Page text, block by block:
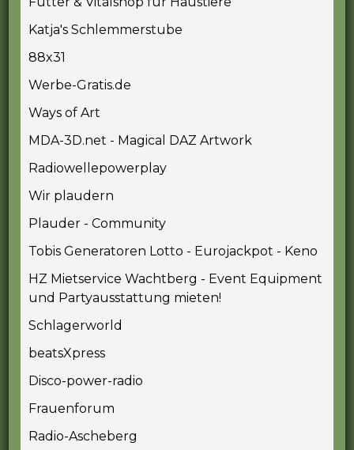
Katja's Schlemmerstube
88x31
Werbe-Gratis.de
Ways of Art
MDA-3D.net - Magical DAZ Artwork
Radiowellepowerplay
Wir plaudern
Plauder - Community
Tobis Generatoren Lotto - Eurojackpot - Keno
HZ Mietservice Wachtberg - Event Equipment
und Partyausstattung mieten!
Schlagerworld
beatsXpress
Disco-power-radio
Frauenforum
Radio-Ascheberg